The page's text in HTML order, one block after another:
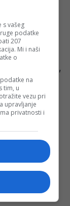
ovisim.
Da, istina boli,
navija 70 %
s vašeg
podatke
207
Mi i naši
o
na
tim, u
vezu pri
upravljanje
privatnosti i